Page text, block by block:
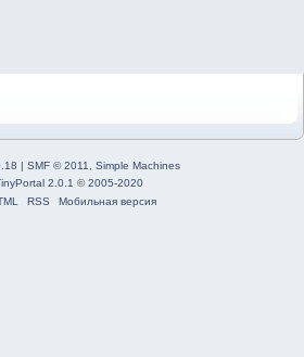
SMF © 2011, Simple Machines
2.0.1 ©2005-2020
RSS Мобильная версия